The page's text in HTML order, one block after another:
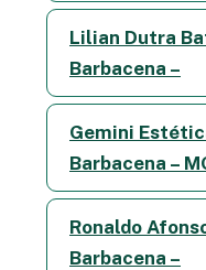
Lilian Dutra
Barbacena –
Gemini
Barbacena –
Ronaldo
Barbacena –